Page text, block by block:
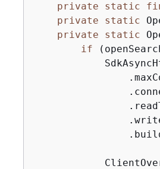
private
static
private
static
private
static
if